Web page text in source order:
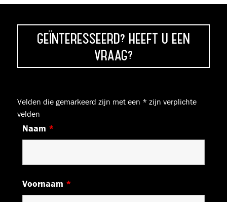
GEÏNTERESSEERD? HEEFT U EEN
VRAAG?
Velden die gemarkeerd zijn met een * zijn verplichte
velden
Naam *
Voornaam *